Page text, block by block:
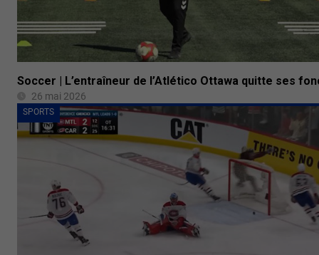
Soccer | L’entraîneur de l’Atlético Ottawa quitte ses
26 mai 2026
SPORTS